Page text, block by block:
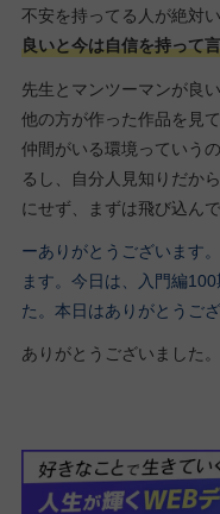
不安を持ってる人が絶対
良いと今は自信を持って
先生とマンツーマンが良
他の方が作った作品を見
仲間がいる環境っていう
るし、自分人見知りだか
にせず、まずは飛び込ん
ーありがとうございます
ます。今日は、入門編
た。本日はありがとうござ
ありがとうございました。